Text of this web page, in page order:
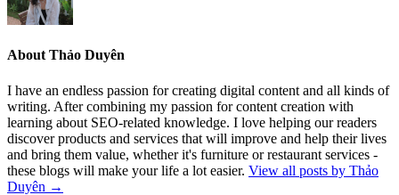
About Thảo Duyên
I have an endless passion for creating digital content and all kinds of
writing. After combining my passion for content creation with
learning about SEO-related knowledge. I love helping our readers
discover products and services that will improve and help their lives
and bring them value, whether it's furniture or restaurant services -
these blogs will make your life a lot easier. View all posts by Thảo
Duyên →